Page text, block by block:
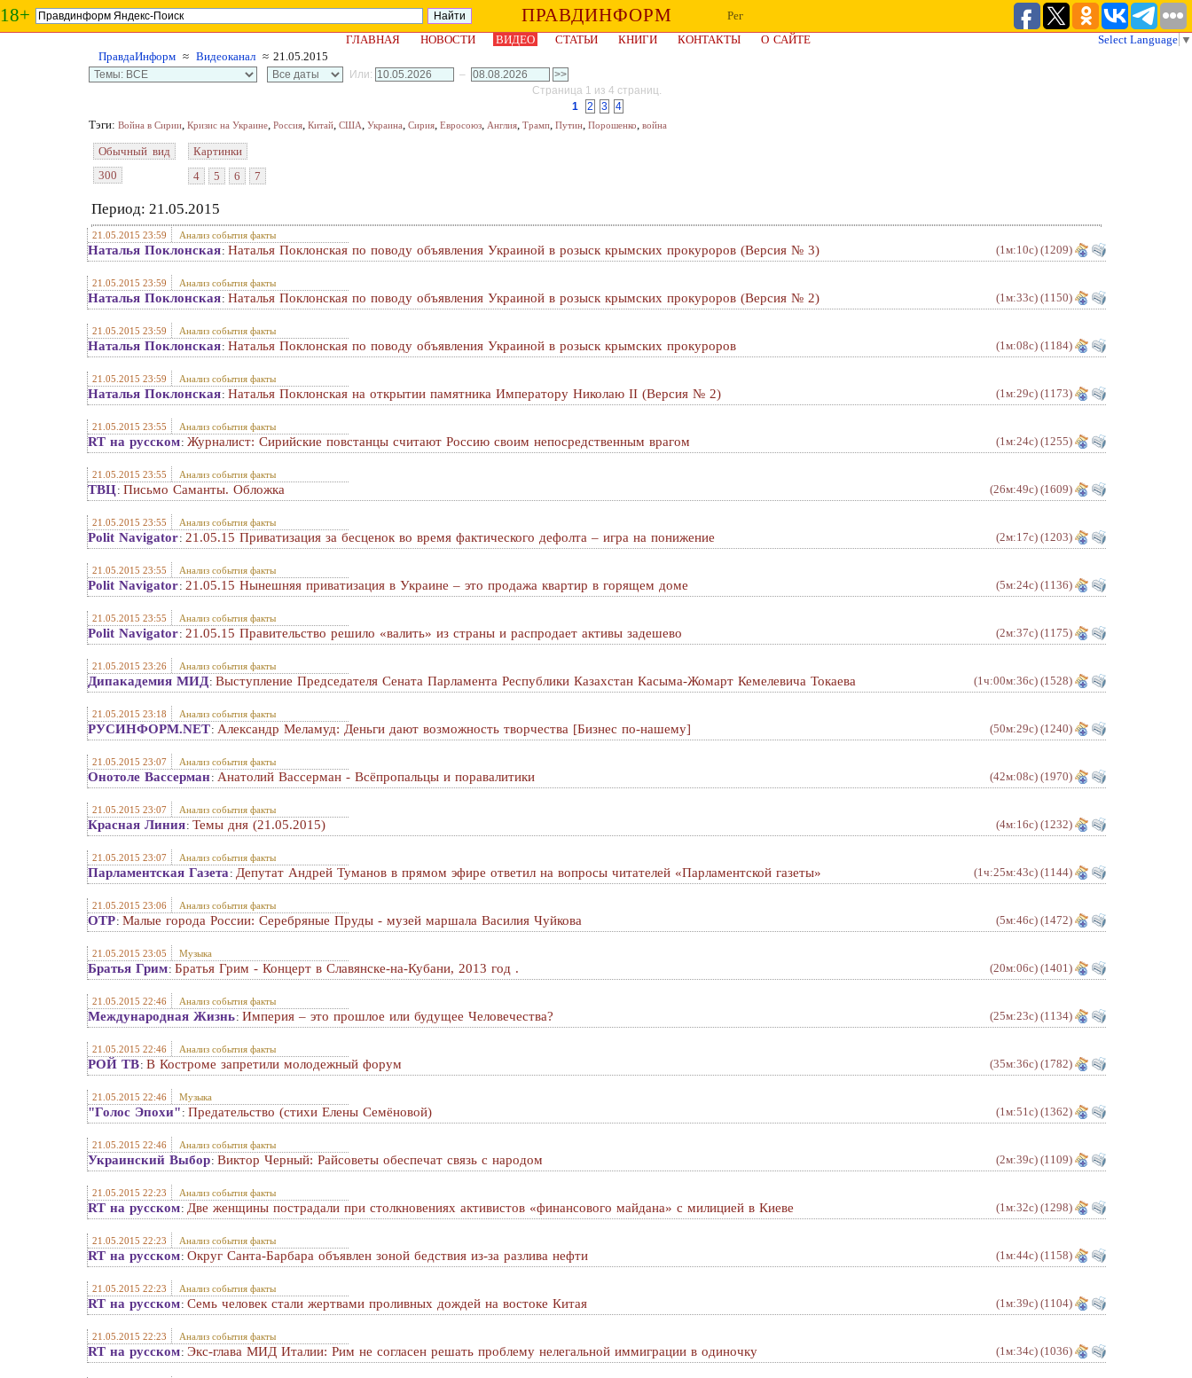
18+ ПРАВДИНФОРМ
Рег
ГЛАВНАЯ
НОВОСТИ ВИДЕО СТАТЬИ КНИГИ КОНТАКТЫ О САЙТЕ Select Language ▼
ПравдаИнформ ≈ Видеоканал ≈ 21.05.2015
Или:
–
Страница 1 из 4 страниц.
1
2 3 4
Тэги: Война в Сирии, Кризис на Украине, Россия, Китай, США, Украина, Сирия, Евросоюз, Англия, Трамп, Путин, Порошенко, война
Обычный вид
300
Картинки
4
5 6 7
Период: 21.05.2015
21.05.2015 23:59 Анализ события факты
Наталья Поклонская: Наталья Поклонская по поводу объявления Украиной в розыск крымских прокуроров (Версия № 3) (1м:10с) (1209)
21.05.2015 23:59 Анализ события факты
Наталья Поклонская: Наталья Поклонская по поводу объявления Украиной в розыск крымских прокуроров (Версия № 2) (1м:33с) (1150)
21.05.2015 23:59 Анализ события факты
Наталья Поклонская: Наталья Поклонская по поводу объявления Украиной в розыск крымских прокуроров (1м:08с) (1184)
21.05.2015 23:59 Анализ события факты
Наталья Поклонская: Наталья Поклонская на открытии памятника Императору Николаю II (Версия № 2) (1м:29с) (1173)
21.05.2015 23:55 Анализ события факты
RT на русском: Журналист: Сирийские повстанцы считают Россию своим непосредственным врагом (1м:24с) (1255)
21.05.2015 23:55 Анализ события факты
ТВЦ: Письмо Саманты. Обложка (26м:49с) (1609)
21.05.2015 23:55 Анализ события факты
Polit Navigator: 21.05.15 Приватизация за бесценок во время фактического дефолта – игра на понижение (2м:17с) (1203)
21.05.2015 23:55 Анализ события факты
Polit Navigator: 21.05.15 Нынешняя приватизация в Украине – это продажа квартир в горящем доме (5м:24с) (1136)
21.05.2015 23:55 Анализ события факты
Polit Navigator: 21.05.15 Правительство решило «валить» из страны и распродает активы задешево (2м:37с) (1175)
21.05.2015 23:26 Анализ события факты
Дипакадемия МИД: Выступление Председателя Сената Парламента Республики Казахстан Касыма-Жомарт Кемелевича Токаева (1ч:00м:36с) (1528)
21.05.2015 23:18 Анализ события факты
РУСИНФОРМ.NET: Александр Меламуд: Деньги дают возможность творчества [Бизнес по-нашему] (50м:29с) (1240)
21.05.2015 23:07 Анализ события факты
Онотоле Вассерман: Анатолий Вассерман - Всёпропальцы и поравалитики (42м:08с) (1970)
21.05.2015 23:07 Анализ события факты
Красная Линия: Темы дня (21.05.2015) (4м:16с) (1232)
21.05.2015 23:07 Анализ события факты
Парламентская Газета : Депутат Андрей Туманов в прямом эфире ответил на вопросы читателей «Парламентской газеты» (1ч:25м:43с) (1144)
21.05.2015 23:06 Анализ события факты
ОТР: Малые города России: Серебряные Пруды - музей маршала Василия Чуйкова (5м:46с) (1472)
21.05.2015 23:05 Музыка
Братья Грим: Братья Грим - Концерт в Славянске-на-Кубани, 2013 год . (20м:06с) (1401)
21.05.2015 22:46 Анализ события факты
Международная Жизнь: Империя – это прошлое или будущее Человечества? (25м:23с) (1134)
21.05.2015 22:46 Анализ события факты
РОЙ ТВ: В Костроме запретили молодежный форум (35м:36с) (1782)
21.05.2015 22:46 Музыка
"Голос Эпохи" : Предательство (стихи Елены Семёновой) (1м:51с) (1362)
21.05.2015 22:46 Анализ события факты
Украинский Выбор: Виктор Черный: Райсоветы обеспечат связь с народом (2м:39с) (1109)
21.05.2015 22:23 Анализ события факты
RT на русском: Две женщины пострадали при столкновениях активистов «финансового майдана» с милицией в Киеве (1м:32с) (1298)
21.05.2015 22:23 Анализ события факты
RT на русском: Округ Санта-Барбара объявлен зоной бедствия из-за разлива нефти (1м:44с) (1158)
21.05.2015 22:23 Анализ события факты
RT на русском: Семь человек стали жертвами проливных дождей на востоке Китая (1м:39с) (1104)
21.05.2015 22:23 Анализ события факты
RT на русском: Экс-глава МИД Италии: Рим не согласен решать проблему нелегальной иммиграции в одиночку (1м:34с) (1036)